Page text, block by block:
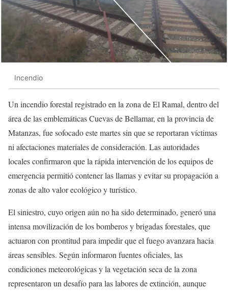
Incendio
Un incendio forestal registrado en la zona de El Ramal, dentro del
área de las emblemáticas Cuevas de Bellamar, en la provincia de
Matanzas, fue sofocado este martes sin que se reportaran víctimas
ni afectaciones materiales de consideración. Las autoridades
locales confirmaron que la rápida intervención de los equipos de
emergencia permitió contener las llamas y evitar su propagación a
zonas de alto valor ecológico y turístico.
El siniestro, cuyo origen aún no ha sido determinado, generó una
intensa movilización de los bomberos y brigadas forestales, que
actuaron con prontitud para impedir que el fuego avanzara hacia
áreas sensibles. Según informaron fuentes oficiales, las
condiciones meteorológicas y la vegetación seca de la zona
representaron un desafío para las labores de extinción, aunque